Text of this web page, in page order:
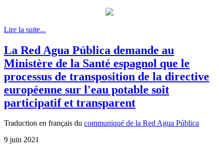
Lire la suite...
La Red Agua Pública demande au
Ministère de la Santé espagnol que le
processus de transposition de la directive
européenne sur l'eau potable soit
participatif et transparent
Traduction en français du communiqué de la Red Agua Pública
9 juin 2021